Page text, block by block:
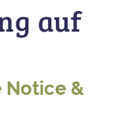
auf
Notice &